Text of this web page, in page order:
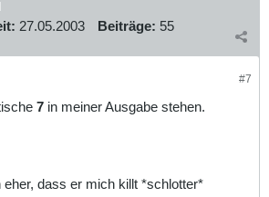
27.05.2003 Beiträge: 55
#7
7 in meiner Ausgabe stehen.
eher, dass er mich killt *schlotter*